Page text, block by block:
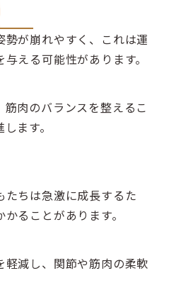
が崩れやすく、これは運
える可能性があります。
肉のバランスを整えるこ
ます。
たちは急激に成長するた
ることがあります。
減し、関節や筋肉の柔軟